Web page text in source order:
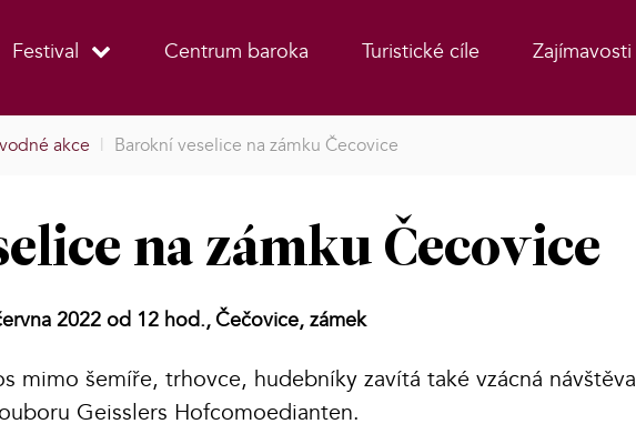
Festival Centrum baroka Turistické cíle Zajímavosti
akce | Barokní veselice na zámku Čecovice
na zámku Čecovice
2022 od 12 hod.,Čečovice, zámek
mimo šemíře, trhovce, hudebníky zavítá také vzácná návštěva
Geisslers Hofcomoedianten.